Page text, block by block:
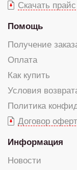
Скачать прайс
Помощь
Получение
Оплата
Как купить
Условия
Политика
Договор
Информация
Новости